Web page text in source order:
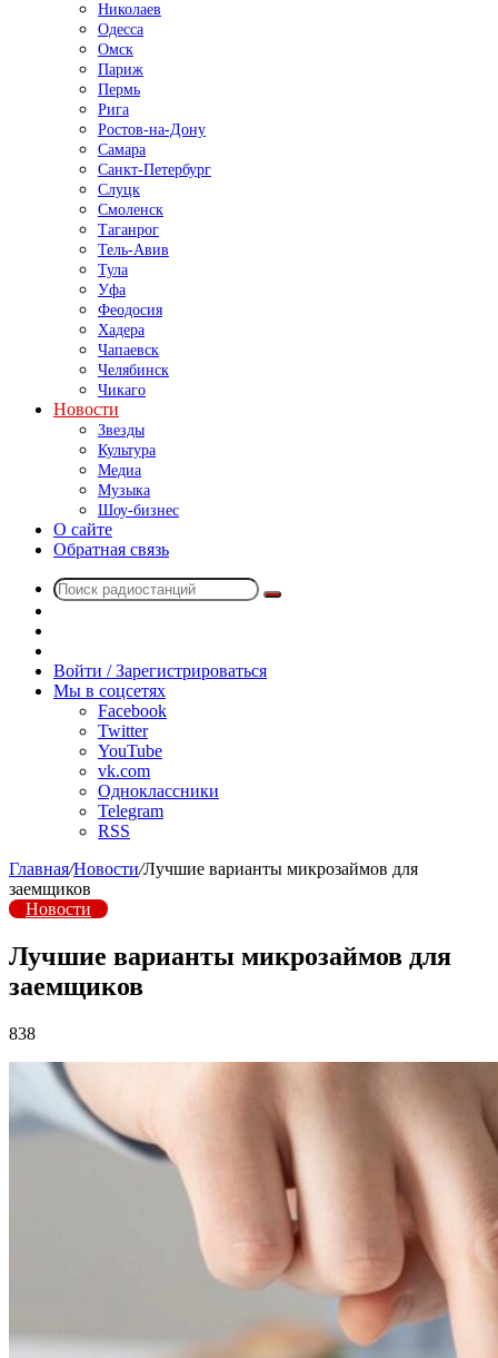
Николаев
Одесса
Омск
Париж
Пермь
Рига
Ростов-на-Дону
Самара
Санкт-Петербург
Слуцк
Смоленск
Таганрог
Тель-Авив
Тула
Уфа
Феодосия
Хадера
Чапаевск
Челябинск
Чикаго
Новости
Звезды
Культура
Медиа
Музыка
Шоу-бизнес
О сайте
Обратная связь
Поиск
радио
Войти / Зарегистрироваться
Мы в соцсетях
Facebook
Twitter
YouTube
vk.com
Одноклассники
Telegram
RSS
Главная/Новости/Лучшие варианты микрозаймов для
заемщиков
Новости
Лучшие варианты микрозаймов для
заемщиков
838